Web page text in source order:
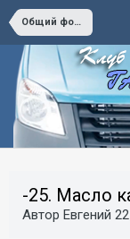
Общий форум
-25. Масло
Автор Евгений